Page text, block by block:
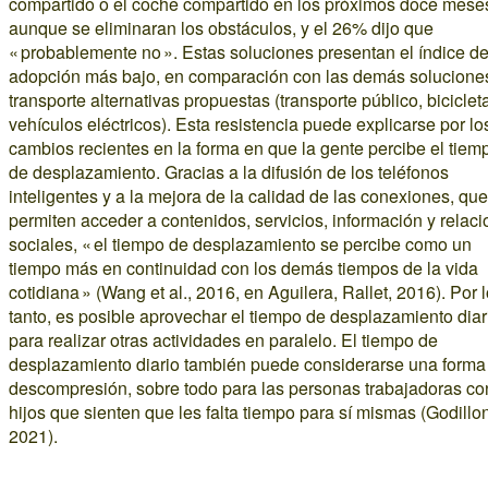
aunque se eliminaran los obstáculos, y el 26% dijo que
« probablemente no ». Estas soluciones presentan el índice de
adopción más bajo, en comparación con las demás
transporte alternativas propuestas (transporte público,
vehículos eléctricos). Esta resistencia puede explicarse por
cambios recientes en la forma en que la gente percibe el
de desplazamiento. Gracias a la difusión de los teléfonos
inteligentes y a la mejora de la calidad de las conexiones, que
permiten acceder a contenidos, servicios, información y
sociales, « el tiempo de desplazamiento se percibe como un
tiempo más en continuidad con los demás tiempos de la vida
cotidiana » (Wang et al., 2016, en Aguilera, Rallet, 2016). Por
tanto, es posible aprovechar el tiempo de desplazamiento
para realizar otras actividades en paralelo. El tiempo de
desplazamiento diario también puede considerarse una
descompresión, sobre todo para las personas trabajadoras
hijos que sienten que les falta tiempo para sí mismas
2021).